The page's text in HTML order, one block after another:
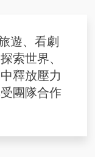
遊、看劇
索世界、
釋放壓力
團隊合作